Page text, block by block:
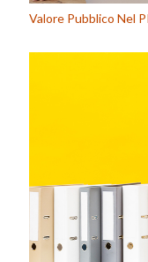
Valore Pubblico Nel